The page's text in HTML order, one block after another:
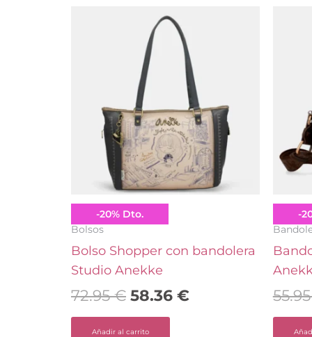
-20% Dto.
Anekke
Bolsos
Bolso Shopper con bandolera
Studio Anekke
72.95€
precio
original
era:
72.95 €.
58.36 €
actual
es:
58.36 €.
Añadir al carrito
-